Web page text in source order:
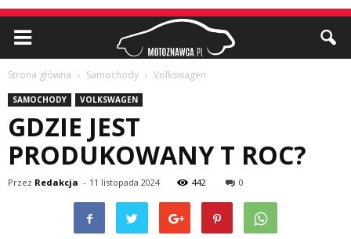
Strona główna Samochody Volkswagen
SAMOCHODY VOLKSWAGEN
GDZIE JEST
PRODUKOWANY T ROC?
Przez Redakcja - 11 listopada 2024 442 0